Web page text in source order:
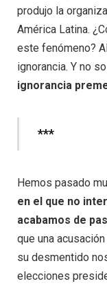
produjo la
América Latina.
este fenómeno?
ignorancia. Y no
ignorancia
***
Hemos pasado
en el que no
acabamos de
que una
su desmentido
elecciones